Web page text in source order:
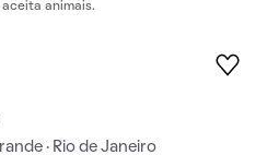
animais.
· Rio de Janeiro